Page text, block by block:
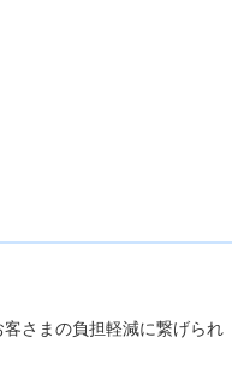
さまの負担軽減に繋げられ